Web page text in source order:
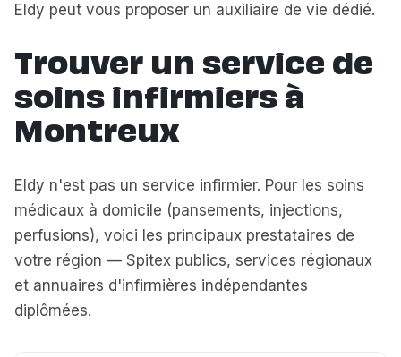
Eldy peut vous proposer un auxiliaire de vie dédié.
Trouver un service de
soins infirmiers à
Montreux
Eldy n'est pas un service infirmier. Pour les soins
médicaux à domicile (pansements, injections,
perfusions), voici les principaux prestataires de
votre région — Spitex publics, services régionaux
et annuaires d'infirmières indépendantes
diplômées.